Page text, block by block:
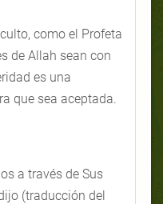
como el Profeta
de Allah sean con
es una
que sea aceptada.
a través de Sus
(traducción del